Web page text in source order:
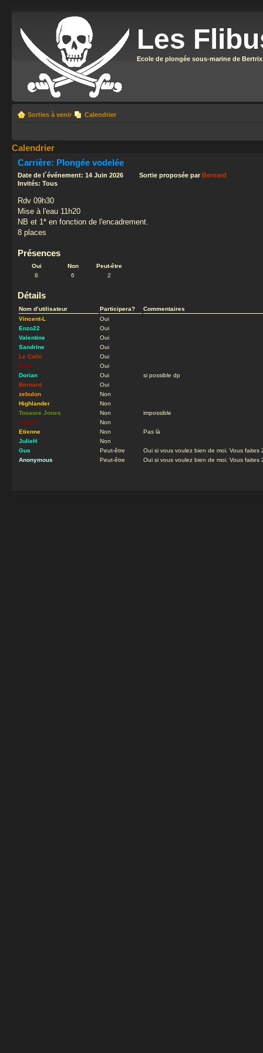
Les
Ecole de plongée sous-marine de Bertrix
Sorties à venir Calendrier
Calendrier
Carrière: Plongée vodelée
Date de l´événement: 14 Juin 2026 Sortie proposée par Bernard
Invités: Tous
Rdv 09h30
Mise à l'eau 11h20
NB et 1* en fonction de l'encadrement.
8 places
Présences
Oui Non
Peut-être
8
6 2
Détails
Nom d’utilisateur Participera?
Commentaires
Vincent-L
Oui
Enzo22
Oui
Valentine
Oui
Sandrine
Oui
Le Calle
Oui
Dom
Oui
Dorian
Oui
si possible dp
Bernard
Oui
zebulon
Non
Highlander
Non
Tosaure Jones
Non
impossible
Valérie
Non
Etienne
Non
Pas là
JulieH
Non
Gus
Peut-être
Oui si vous voulez bien de moi. Vous faites
Anonymous
Peut-être Oui si vous voulez bien de moi. Vous faites